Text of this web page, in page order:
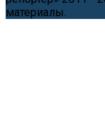
материалы.